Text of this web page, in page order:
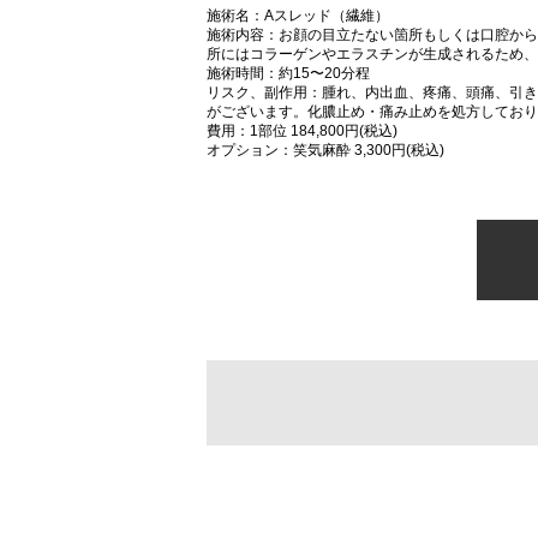
施術名：Aスレッド（繊維）
施術内容：お顔の目立たない箇所もしくは口腔か
所にはコラーゲンやエラスチンが生成されるため
施術時間：約15〜20分程
リスク、副作用：腫れ、内出血、疼痛、頭痛、引
がございます。化膿止め・痛み止めを処方してお
費用：1部位 184,800円(税込)
オプション：笑気麻酔 3,300円(税込)